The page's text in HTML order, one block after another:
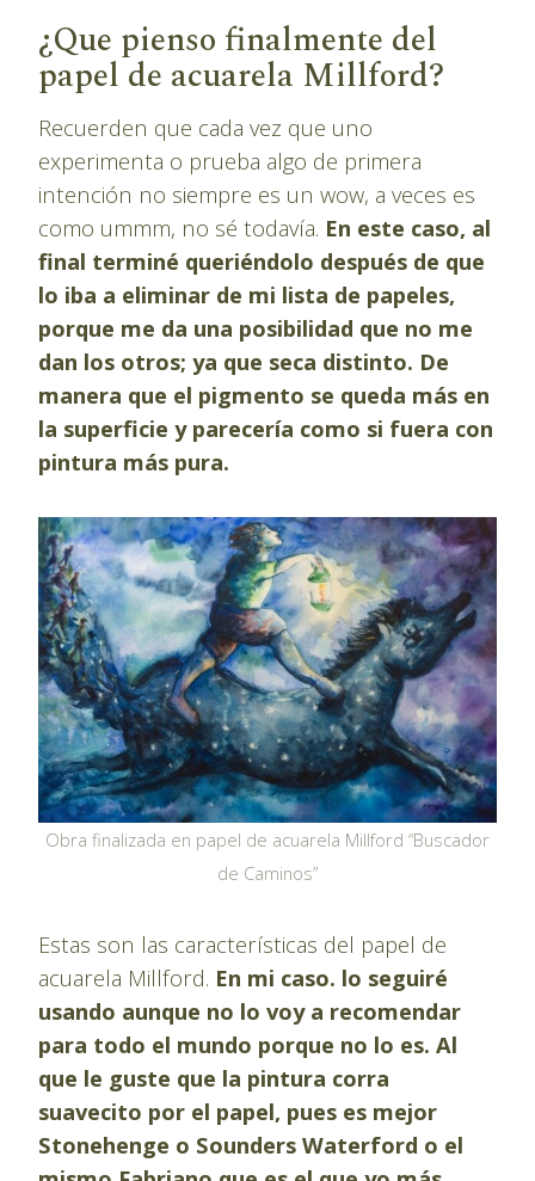
¿Que pienso finalmente del
papel de acuarela Millford?
Recuerden que cada vez que uno
experimenta o prueba algo de primera
intención no siempre es un wow, a veces es
como ummm, no sé todavía. En este caso, al
final terminé queriéndolo después de que
lo iba a eliminar de mi lista de papeles,
porque me da una posibilidad que no me
dan los otros; ya que seca distinto. De
manera que el pigmento se queda más en
la superficie y parecería como si fuera con
pintura más pura.
Obra finalizada en papel de acuarela Millford “Buscador
de Caminos”
Estas son las características del papel de
acuarela Millford. En mi caso. lo seguiré
usando aunque no lo voy a recomendar
para todo el mundo porque no lo es. Al
que le guste que la pintura corra
suavecito por el papel, pues es mejor
Stonehenge o Sounders Waterford o el